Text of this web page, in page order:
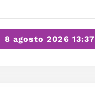
8 agosto 2026 13:37